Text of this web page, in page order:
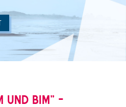
UND BIM” –